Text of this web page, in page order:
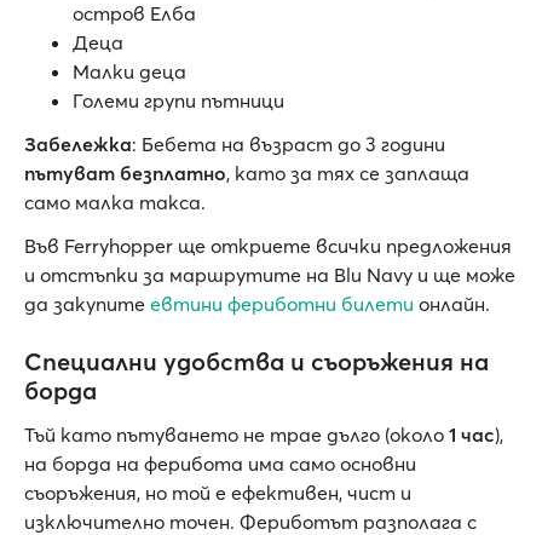
остров Елба
Деца
Малки деца
Големи групи пътници
Забележка: Бебета на възраст до 3 години
пътуват безплатно, като за тях се заплаща
само малка такса.
Във Ferryhopper ще откриете всички предложения
и отстъпки за маршрутите на Blu Navy и ще може
да закупите евтини фериботни билети онлайн.
Специални удобства и съоръжения на
борда
Тъй като пътуването не трае дълго (около 1 час),
на борда на ферибота има само основни
съоръжения, но той е ефективен, чист и
изключително точен. Фериботът разполага с